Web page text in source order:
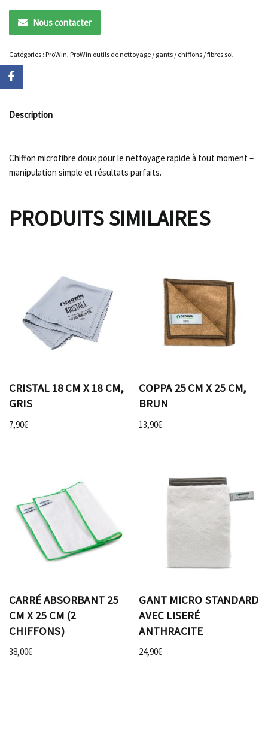
Nous contacter
Catégories : ProWin ProWin outils de nettoyage / gants / chiffons / fibres sol
Description
Chiffon microfibre doux pour le nettoyage rapide à tout moment –
manipulation simple et résultats parfaits.
PRODUITS SIMILAIRES
CRISTAL 18 CM X 18 CM,
GRIS
7,90€
COPPA 25 CM X 25 CM,
BRUN
13,90€
CARRÉ ABSORBANT 25
CM X 25 CM (2
CHIFFONS)
38,00€
GANT MICRO STANDARD
AVEC LISERÉ
ANTHRACITE
24,90€